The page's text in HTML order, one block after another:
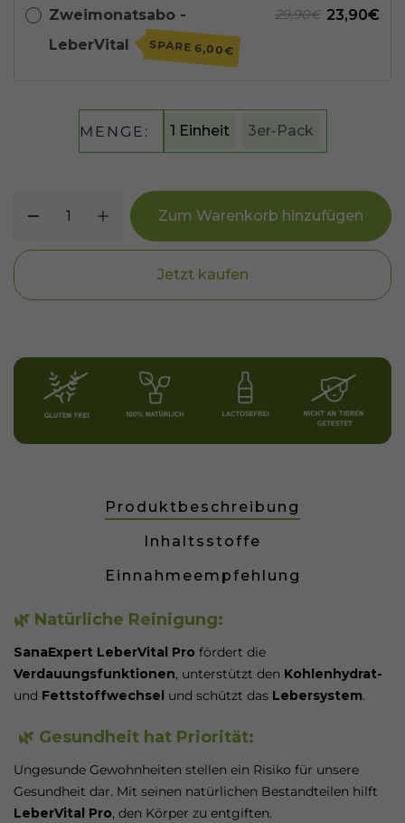
Zweimonatsabo -
LeberVital
SPARE6,00€
29,90€ 23,90€
MENGE: 1 Einheit 3er-Pack
Zum Warenkorb hinzufügen
Jetzt kaufen
Produktbeschreibung
Inhaltsstoffe
Einnahmeempfehlung
🌿 Natürliche Reinigung:
SanaExpert LeberVital Pro fördert die
Verdauungsfunktionen, unterstützt den Kohlenhydrat-
und Fettstoffwechsel und schützt das Lebersystem.
🌿 Gesundheit hat Priorität:
Ungesunde Gewohnheiten stellen ein Risiko für unsere
Gesundheit dar. Mit seinen natürlichen Bestandteilen hilft
LeberVital Pro, den Körper zu entgiften.